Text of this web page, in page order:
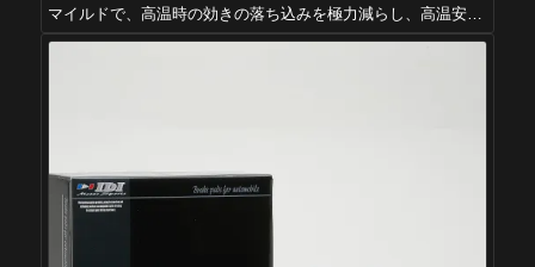
マイルドで、高温時の効きの落ち込みを極力減らし、高温安…